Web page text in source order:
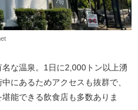
な温泉。1日に2,000トン以上湧
にあるためアクセスも抜群で、
能できる飲食店も多数ありま